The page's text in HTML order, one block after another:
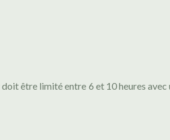
doit être limité entre 6 et 10 heures